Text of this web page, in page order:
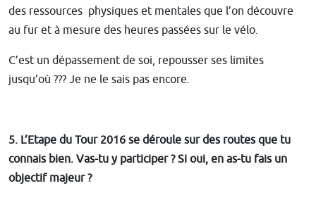
des ressources physiques et mentales que l’on découvre
au fur et à mesure des heures passées sur le vélo.
C’est un dépassement de soi, repousser ses limites
jusqu’où ??? Je ne le sais pas encore.
5. L’Etape du Tour 2016 se déroule sur des routes que tu
connais bien. Vas-tu y participer ? Si oui, en as-tu fais un
objectif majeur ?